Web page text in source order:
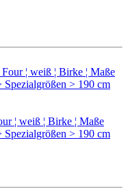
¦ weiß ¦ Birke ¦ Maße
> 190 cm